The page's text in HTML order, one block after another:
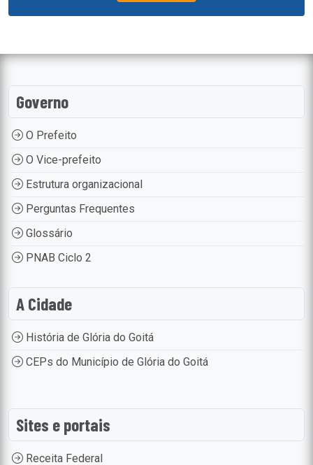
Governo
O Prefeito
O Vice-prefeito
Estrutura organizacional
Perguntas Frequentes
Glossário
PNAB Ciclo 2
A Cidade
História de Glória do Goitá
CEPs do Município de Glória do Goitá
Sites e portais
Receita Federal